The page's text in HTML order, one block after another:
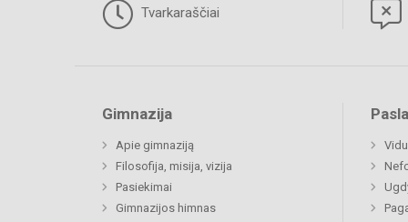
Tvarkaraščiai
Gimnazija
Apie gimnaziją
Filosofija, misija, vizija
Pasiekimai
Gimnazijos himnas